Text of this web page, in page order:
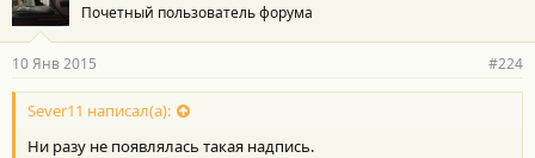
Почетный пользователь форума
10 Янв 2015 #224
Sever11 написал(а):
Ни разу не появлялась такая надпись.